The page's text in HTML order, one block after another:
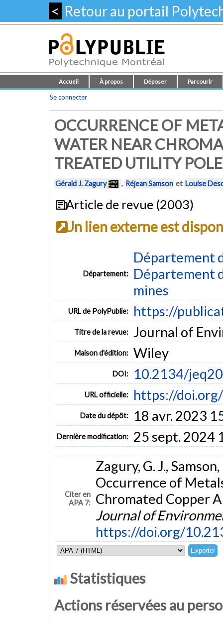
< Retour au portail
Accueil À propos Déposer Parcourir
Se connecter
OCCURRENCE OF
WATER NEAR
TREATED UTILITY
Gérald J. Zagury , Réjean Samson et Louise
Article de revue (2003)
Un lien externe est
Département:
Département
Département
mines
URL de PolyPublie: https://
Titre de la revue: Journal of
Maison d'édition: Wiley
DOI: 10.2134/
URL officielle: https://
Date du dépôt: 18 avr. 2023
Dernière modification: 25 sept. 2024
Citer en
APA 7:
Zagury, G. J.,
Occurrence of
Chromated Copper
Journal of
https://doi.org/
Statistiques
Actions réservées au